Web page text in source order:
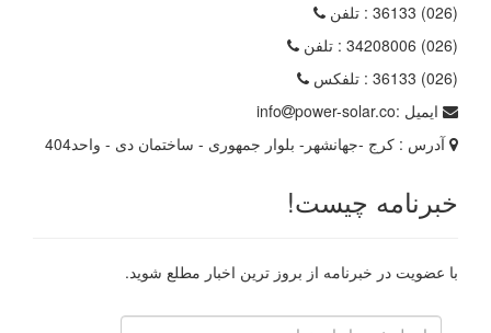
(026) 36133
: تلفن
(026) 34208006
: تلفن
(026) 36133
: تلفکس
ایمیل :
info
power-solar.co
آدرس : کرج -جهانشهر- بلوار جمهوری - ساختمان دی - واحد404
خبرنامه چیست!
با عضویت در خبرنامه از بروز ترین اخبار مطلع شوید.